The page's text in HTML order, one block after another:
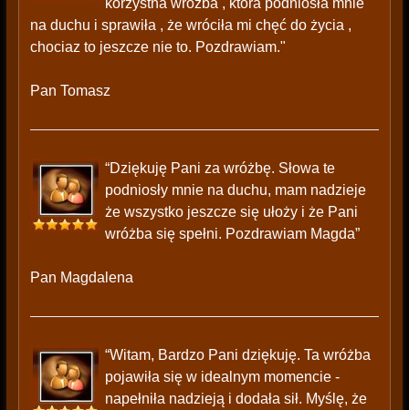
korzystna wróżba , która podniosła mnie
na duchu i sprawiła , że wróciła mi chęć do życia ,
chociaz to jeszcze nie to. Pozdrawiam."
Pan Tomasz
“Dziękuję Pani za wróżbę. Słowa te
podniosły mnie na duchu, mam nadzieje
że wszystko jeszcze się ułoży i że Pani
wróżba się spełni. Pozdrawiam Magda”
Pan Magdalena
“Witam, Bardzo Pani dziękuję. Ta wróżba
pojawiła się w idealnym momencie -
napełniła nadzieją i dodała sił. Myślę, że